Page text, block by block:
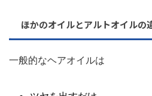
ほかのオイルとアルトオイルの
一般的なヘアオイルは